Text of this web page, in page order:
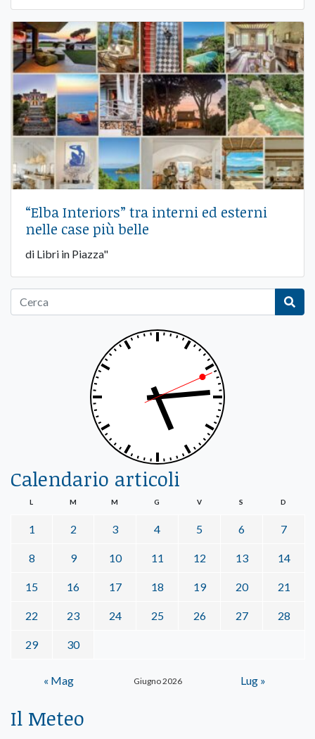
“Elba Interiors” tra interni ed esterni
nelle case più belle
di Libri in Piazza"
Calendario articoli
Giugno 2026
L M M G V S D
1 2 3 4 5 6 7
8 9 10 11 12 13 14
15 16 17 18 19 20 21
22 23 24 25 26 27 28
29 30
« Mag Lug »
Il Meteo